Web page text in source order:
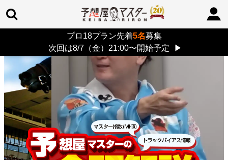
プロ18プラン先着5名募集
次回は8/7（金）21:00〜開始予定
▶
> 26/8/9 (日)